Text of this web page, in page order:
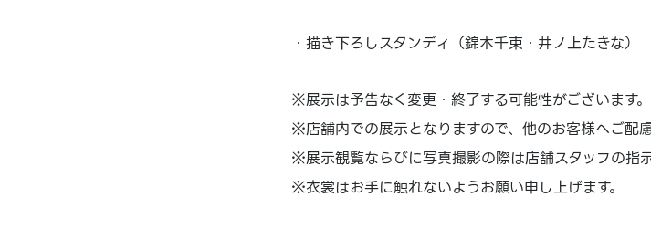
・描き下ろしスタンディ（錦木千束・井ノ上たきな）
※展示は予告なく変更・終了する可能性がございます
※店舗内での展示となりますので、他のお客様へご配慮
※展示観覧ならびに写真撮影の際は店舗スタッフの指
※衣裳はお手に触れないようお願い申し上げます。